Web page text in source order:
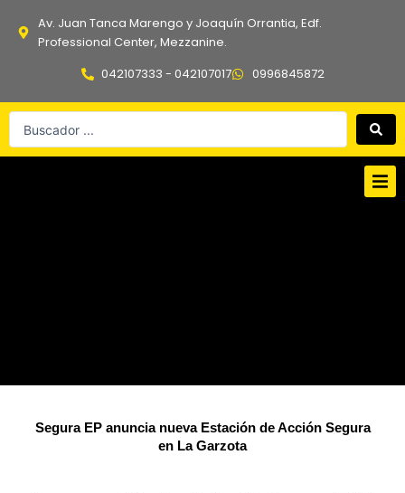
Av. Juan Tanca Marengo y Joaquín Orrantia, Edf.
Professional Center, Mezzanine.
042107333 - 042107017
0996845872
Search
Segura EP anuncia nueva Estación de Acción Segura
en La Garzota